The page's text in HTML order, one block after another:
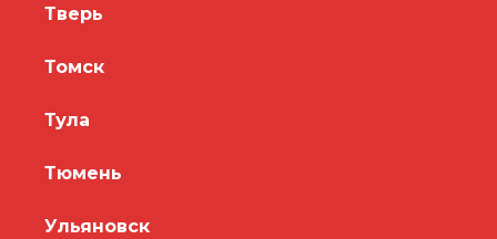
Тверь
Томск
Тула
Тюмень
Ульяновск